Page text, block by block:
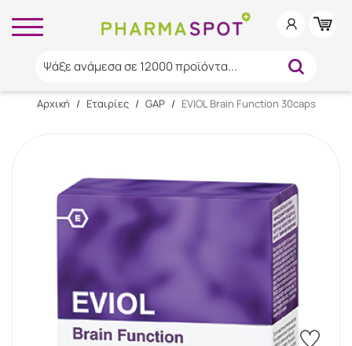
Ψάξε ανάμεσα σε 12000 προϊόντα...
Αρχική / Εταιρίες / GAP / EVIOL Brain Function 30caps